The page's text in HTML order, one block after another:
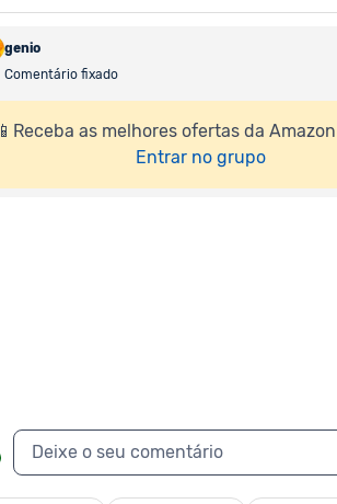
genio
Comentário fixado
📱Receba as melhores ofertas da
Entrar no grupo
Deixe o seu comentário